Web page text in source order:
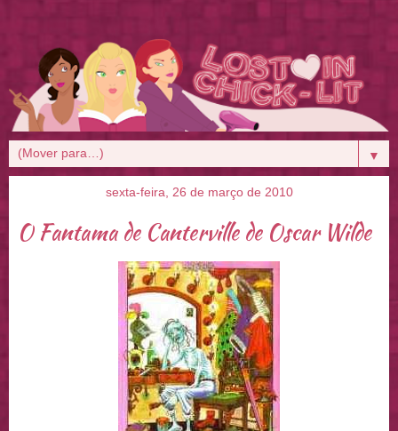
▼
sexta-feira, 26 de março de 2010
O Fantama de Canterville de Oscar Wilde